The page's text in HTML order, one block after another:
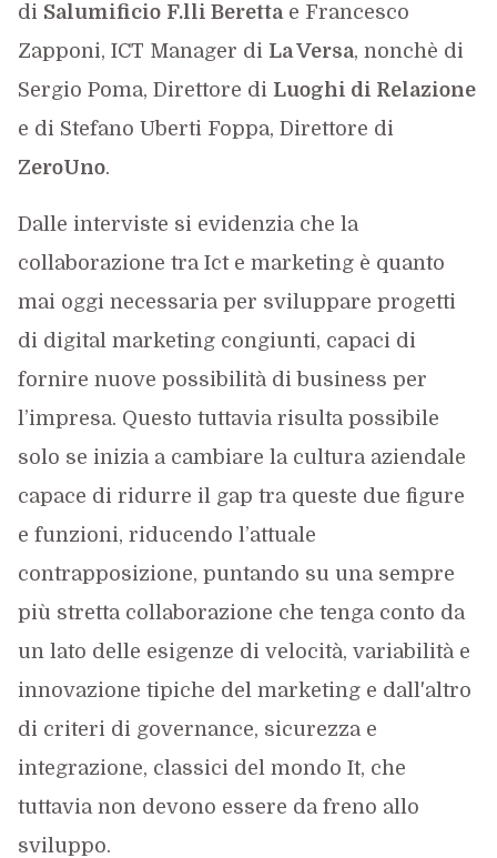
di Salumificio F.lli Berettae Francesco
Zapponi, ICT Manager di La Versa, nonchè di
Sergio Poma, Direttore di Luoghi di Relazione
e di Stefano Uberti Foppa, Direttore di
ZeroUno.
Dalle interviste si evidenzia che la
collaborazione tra Ict e marketing è quanto
mai oggi necessaria per sviluppare progetti
di digital marketing congiunti, capaci di
fornire nuove possibilità di business per
l’impresa. Questo tuttavia risulta possibile
solo se inizia a cambiare la cultura aziendale
capace di ridurre il gap tra queste due figure
e funzioni, riducendo l’attuale
contrapposizione, puntando su una sempre
più stretta collaborazione che tenga conto da
un lato delle esigenze di velocità, variabilità e
innovazione tipiche del marketing e dall'altro
di criteri di governance, sicurezza e
integrazione, classici del mondo It, che
tuttavia non devono essere da freno allo
sviluppo.